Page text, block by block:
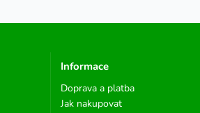
Informace
Doprava a platba
Jak nakupovat